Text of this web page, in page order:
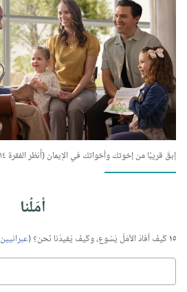
إبقَ قريبًا من إخوتك وأخواتك في الإيمان (‏أُنظر الفقرة ١٤.‏)‏
أمَلُنا
١٥كَيفَ أفادَ الأمَلُ يَسُوع،‏ وكَيفَ يُفيدُنا نَحن؟‏ (‏عبرانيين ١٢:‏٢